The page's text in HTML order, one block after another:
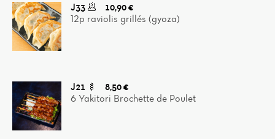
J33 🥟
10,90 €
12p raviolis grillés (gyoza)
J21 🍢
8,50 €
6 Yakitori Brochette de Poulet